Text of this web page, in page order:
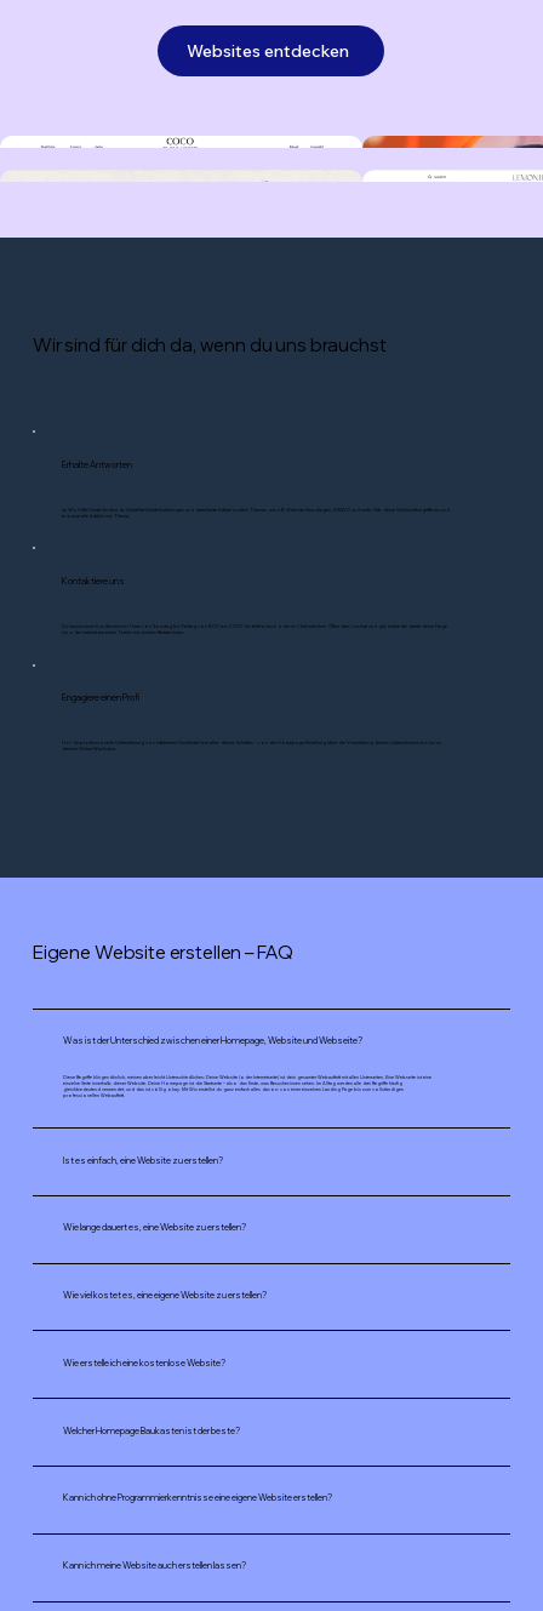
Websites entdecken
Wir sind für dich da, wenn du uns brauchst
Erhalte Antworten
Im Wix Hilfe-Center findest du Schritt-für-Schritt-Anleitungen und detaillierte Artikel zu allen Themen, wie z.B. Website-Grundlagen, DSGVO und mehr. Gib deine Schlüsselbegriffe ein und
browse alle Artikel zum Thema.
Kontaktiere uns
Du kannst unser Kundenservice-Team von Sonntag bis Freitag von 8:00 bis 21:00 Uhr telefonisch oder im Chat erreichen. Öffne den Livechat und gib entweder direkt deine Frage
ein oder vereinbare einen Termin mit unseren Berater:innen.
Engagiere einen Profi
Hol dir professionelle Unterstützung von erfahrenen Fachleuten bei allen deinen Schritten – von der Homepage Erstellung über die Vermarktung deines Unternehmens bis hin zu
deinem Online-Wachstum.
Eigene Website erstellen – FAQ
Was ist der Unterschied zwischen einer Homepage, Website und Webseite?
Diese Begriffe klingen ähnlich, meinen aber leicht Unterschiedliches: Deine Website (oder Internetseite) ist dein gesamter Webauftritt mit allen Unterseiten. Eine Webseite ist eine
einzelne Seite innerhalb dieser Website. Deine Homepage ist die Startseite – also das Erste, was Besucher:innen sehen. Im Alltag werden alle drei Begriffe häufig
gleichbedeutend verwendet, und das ist völlig okay. Mit Wix erstellst du ganz einfach alles davon: von einer einzelnen Landing Page bis zum vollständigen
professionellen Webauftritt.
Ist es einfach, eine Website zu erstellen?
Wie lange dauert es, eine Website zu erstellen?
Wie viel kostet es, eine eigene Website zu erstellen?
Wie erstelle ich eine kostenlose Website?
Welcher Homepage Baukasten ist der beste?
Kann ich ohne Programmierkenntnisse eine eigene Website erstellen?
Kann ich meine Website auch erstellen lassen?